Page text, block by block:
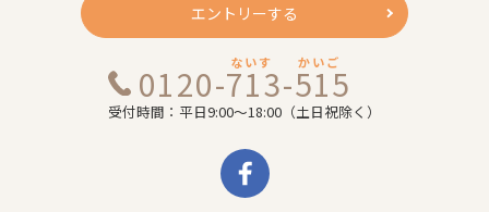
エントリーする
0120-713-515
ないす かいご
受付時間：平日9:00～18:00（土日祝除く）